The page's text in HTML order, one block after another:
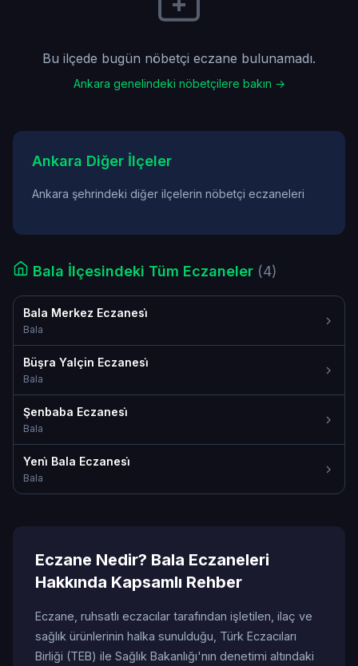
Bu ilçede bugün nöbetçi eczane bulunamadı.
Ankara genelindeki nöbetçilere bakın →
Ankara Diğer İlçeler
Ankara şehrindeki diğer ilçelerin nöbetçi eczaneleri
Bala İlçesindeki Tüm Eczaneler (4)
Bala Merkez Eczanesi̇
Bala
Büşra Yalçin Eczanesi̇
Bala
Şenbaba Eczanesi̇
Bala
Yeni̇ Bala Eczanesi̇
Bala
Eczane Nedir? Bala Eczaneleri
Hakkında Kapsamlı Rehber
Eczane, ruhsatlı eczacılar tarafından işletilen, ilaç ve
sağlık ürünlerinin halka sunulduğu, Türk Eczacıları
Birliği (TEB) ile Sağlık Bakanlığı'nın denetimi altındaki